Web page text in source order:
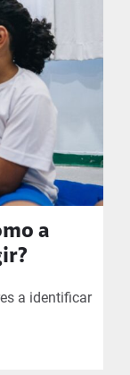
a
a identificar